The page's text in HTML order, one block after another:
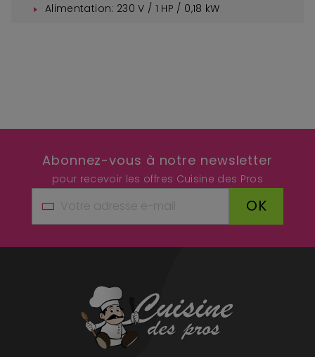
Alimentation: 230 V / 1 HP / 0,18 kW
Abonnez-vous à notre newsletter
pour recevoir les offres Cuisine des Pros
OK